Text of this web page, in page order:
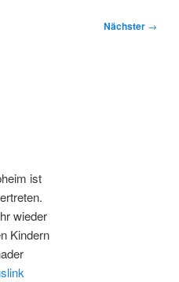
Nächster →
ist
wieder
Kindern